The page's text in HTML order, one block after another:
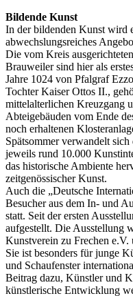
Bildende Kunst
In der bildenden Kunst wird
abwechslungsreiches
Die vom Kreis
Brauweiler sind hier als
Jahre 1024 von Pfalgraf
Tochter Kaiser Ottos II.,
mittelalterlichen Kreuzgang
Abteigebäuden vom Ende
noch erhaltenen
Spätsommer verwandelt
jeweils rund 10.000
das historische Ambiente
zeitgenössischer Kunst.
Auch die „Deutsche
Besucher aus dem In- und
statt. Seit der ersten
aufgestellt. Die Ausstellung
Kunstverein zu Frechen e.V.
Sie ist besonders für junge
und Schaufenster
Beitrag dazu, Künstler und
künstlerische Entwicklung